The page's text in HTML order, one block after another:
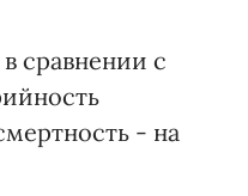
сравнении с
- на